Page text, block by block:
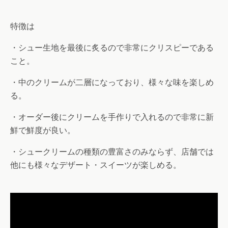
特徴は
・シュー生地を最後に炙るので非常にクリスピーである
こと。
・中のクリームが二層になっており、様々な味を楽しめ
る。
・オーダー後にクリームを手作りで入れるので非常に新
鮮で鮮度が良い。
・シュークリームの種類の豊富さのみならず、店舗では
他にも様々なデザート・スイーツが楽しめる。